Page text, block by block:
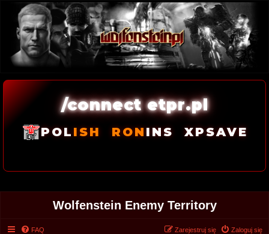
/connect etpr.pl
POL ISH RONINS XPSAVE
Wolfenstein Enemy Territory
FAQ Zaloguj się
Zarejestruj się